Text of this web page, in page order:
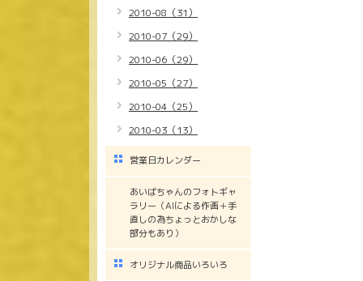
2010-08（31）
2010-07（29）
2010-06（29）
2010-05（27）
2010-04（25）
2010-03（13）
営業日カレンダー
あいばちゃんのフォトギャ
ラリー（AIによる作画＋手
直しの為ちょっとおかしな
部分もあり）
オリジナル商品いろいろ